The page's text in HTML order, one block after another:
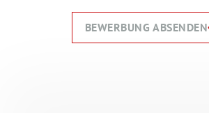
BEWERBUNG ABSENDEN